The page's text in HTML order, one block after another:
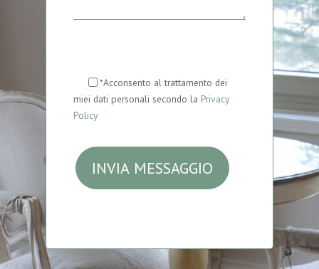
*Acconsento al trattamento dei
miei dati personali secondo la Privacy
Policy